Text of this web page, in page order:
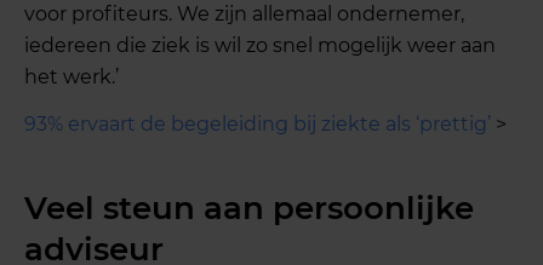
voor profiteurs. We zijn allemaal ondernemer,
iedereen die ziek is wil zo snel mogelijk weer aan
het werk.’
93% ervaart de begeleiding bij ziekte als ‘prettig’ >
Veel steun aan persoonlijke
adviseur